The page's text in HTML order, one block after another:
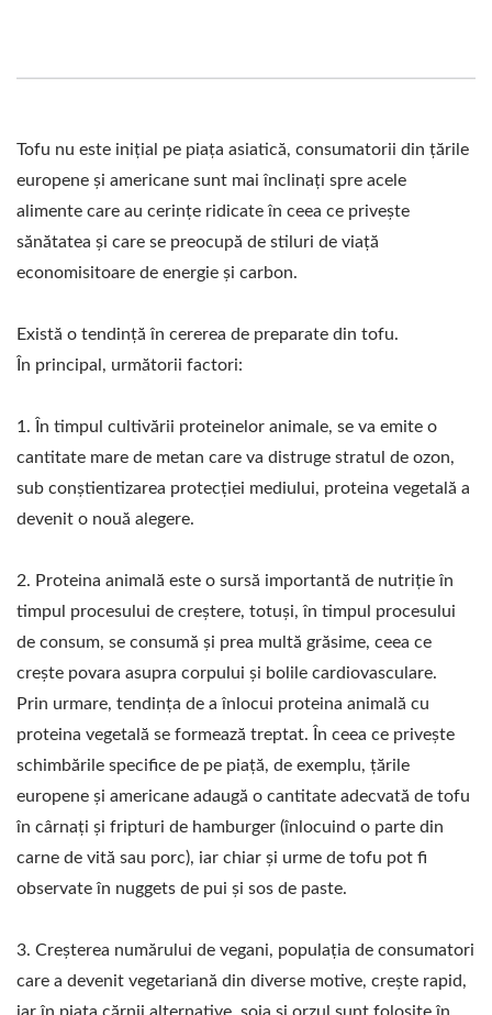
MAȘINĂ DE LAPTE DE
SOIA ȘI MAȘINĂ DE
TOFU, ECHIPAMENTE
PENTRU TOFU, FABRICĂ
DE TOFU, MAȘINĂ DE
TOFU, MAȘINĂ DE TOFU
DE VÂNZARE,
PRODUCĂTOR DE
MAȘINI DE TOFU,
DE TOFU, PREȚ MAȘINĂ
DE TOFU, MAȘINI
PENTRU TOFU, MAȘINI
ȘI ECHIPAMENTE
PENTRU TOFU, APARAT
DE TOFU, MAȘINĂ DE
FĂCUT TOFU,
FABRICAREA TOFU,
ECHIPAMENTE PENTRU
FABRICAREA TOFU,
Tofu nu este inițial pe piața asiatică, consumatorii din țările
europene și americane sunt mai înclinați spre acele
alimente care au cerințe ridicate în ceea ce privește
sănătatea și care se preocupă de stiluri de viață
economisitoare de energie și carbon.
Există o tendință în cererea de preparate din tofu.
În principal, următorii factori:
1. În timpul cultivării proteinelor animale, se va emite o
cantitate mare de metan care va distruge stratul de ozon,
sub conștientizarea protecției mediului, proteina vegetală a
devenit o nouă alegere.
2. Proteina animală este o sursă importantă de nutriție în
timpul procesului de creștere, totuși, în timpul procesului
de consum, se consumă și prea multă grăsime, ceea ce
crește povara asupra corpului și bolile cardiovasculare.
Prin urmare, tendința de a înlocui proteina animală cu
proteina vegetală se formează treptat. În ceea ce privește
schimbările specifice de pe piață, de exemplu, țările
europene și americane adaugă o cantitate adecvată de tofu
în cârnați și fripturi de hamburger (înlocuind o parte din
carne de vită sau porc), iar chiar și urme de tofu pot fi
observate în nuggets de pui și sos de paste.
3. Creșterea numărului de vegani, populația de consumatori
care a devenit vegetariană din diverse motive, crește rapid,
iar în piața cărnii alternative, soia și orzul sunt folosite în